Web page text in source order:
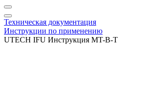
Техническая документация
Инструкции по применению
UTECH IFU Инструкция MT-B-T